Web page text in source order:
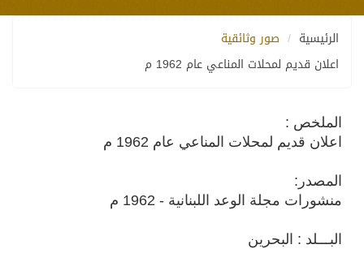
الرئيسية
صور وثائقية
اعلان قديم لمحلات المناعي عام 1962 م
الملخص :
اعلان قديم لمحلات المناعي عام 1962 م
المصدر:
منشورات مجلة الوعد اللبنانية - 1962 م
البـــلد : البحرين